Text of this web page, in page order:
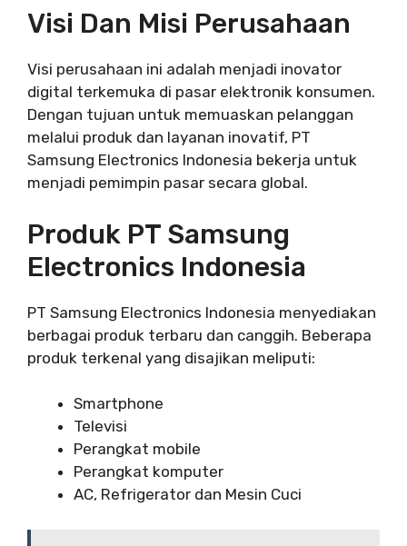
Visi Dan Misi Perusahaan
Visi perusahaan ini adalah menjadi inovator
digital terkemuka di pasar elektronik konsumen.
Dengan tujuan untuk memuaskan pelanggan
melalui produk dan layanan inovatif, PT
Samsung Electronics Indonesia bekerja untuk
menjadi pemimpin pasar secara global.
Produk PT Samsung
Electronics Indonesia
PT Samsung Electronics Indonesia menyediakan
berbagai produk terbaru dan canggih. Beberapa
produk terkenal yang disajikan meliputi:
Smartphone
Televisi
Perangkat mobile
Perangkat komputer
AC, Refrigerator dan Mesin Cuci